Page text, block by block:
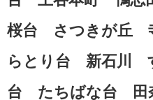
桜台 さつきが丘
らとり台 新石川
台 たちばな台 田